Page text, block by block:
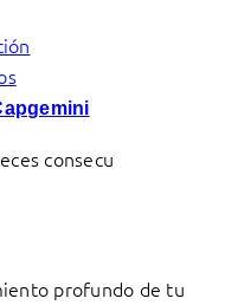
consecu
profundo de tu